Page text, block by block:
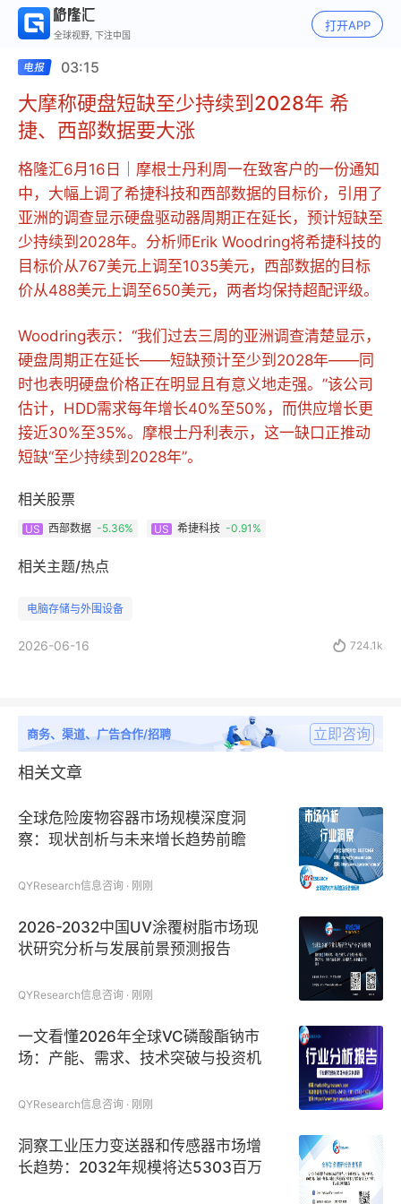
全球视野, 下注中国
打开APP
03:15
大摩称硬盘短缺至少持续到2028年 希
捷、西部数据要大涨
格隆汇6月16日｜摩根士丹利周一在致客户的一份通知
中，大幅上调了希捷科技和西部数据的目标价，引用了
亚洲的调查显示硬盘驱动器周期正在延长，预计短缺至
少持续到2028年。分析师Erik Woodring将希捷科技的
目标价从767美元上调至1035美元，西部数据的目标
价从488美元上调至650美元，两者均保持超配评级。
Woodring表示：“我们过去三周的亚洲调查清楚显示，
硬盘周期正在延长——短缺预计至少到2028年——同
时也表明硬盘价格正在明显且有意义地走强。”该公司
估计，HDD需求每年增长40%至50%，而供应增长更
接近30%至35%。摩根士丹利表示，这一缺口正推动
短缺“至少持续到2028年”。
相关股票
US 西部数据 -5.36% US 希捷科技 -0.91%
相关主题/热点
电脑存储与外围设备
2026-06-16  724.1k
商务、渠道、广告合作/招聘 立即咨询
相关文章
全球危险废物容器市场规模深度洞
察：现状剖析与未来增长趋势前瞻
QYResearch信息咨询 · 刚刚
2026-2032中国UV涂覆树脂市场现
状研究分析与发展前景预测报告
QYResearch信息咨询 · 刚刚
一文看懂2026年全球VC磷酸酯钠市
场：产能、需求、技术突破与投资机
QYResearch信息咨询 · 刚刚
洞察工业压力变送器和传感器市场增
长趋势：2032年规模将达5303百万